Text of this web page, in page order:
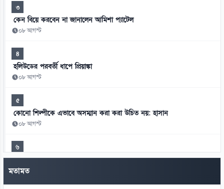
৩
কেন বিয়ে করবেন না জানালেন আমিশা প্যাটেল
০৮ আগস্ট
৪
হলিউডের পরবর্তী ধাপে প্রিয়াঙ্কা
০৮ আগস্ট
৫
কোনো শিল্পীকে এভাবে অসম্মান করা করা উচিত নয়: হাসান
০৮ আগস্ট
৬
বিশ্বকাপে আফগানিস্তান, টিকিট পেতে ভারতের অপেক্ষায় বাংলাদেশ
০৮ আগস্ট
মতামত